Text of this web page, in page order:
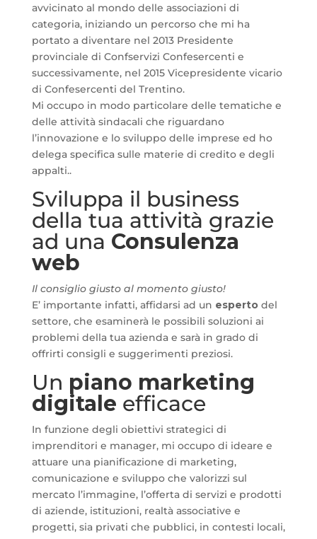
avvicinato al mondo delle associazioni di
categoria, iniziando un percorso che mi ha
portato a diventare nel 2013 Presidente
provinciale di Confservizi Confesercenti e
successivamente, nel 2015 Vicepresidente vicario
di Confesercenti del Trentino.
Mi occupo in modo particolare delle tematiche e
delle attività sindacali che riguardano
l’innovazione e lo sviluppo delle imprese ed ho
delega specifica sulle materie di credito e degli
appalti..
Sviluppa il business
della tua attività grazie
ad una Consulenza
web
Il consiglio giusto al momento giusto!
E’ importante infatti, affidarsi ad un espertodel
settore, che esaminerà le possibili soluzioni ai
problemi della tua azienda e sarà in grado di
offrirti consigli e suggerimenti preziosi.
Un piano marketing
digitale efficace
In funzione degli obiettivi strategici di
imprenditori e manager, mi occupo di ideare e
attuare una pianificazione di marketing,
comunicazione e sviluppo che valorizzi sul
mercato l’immagine, l’offerta di servizi e prodotti
di aziende, istituzioni, realtà associative e
progetti, sia privati che pubblici, in contesti locali,